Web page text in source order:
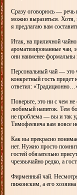
Сразу оговорюсь — речь
можно выразиться. Хотя,
я предлагаю вам
Итак, на приличной
ароматизированные чаи,
они наименее формальны
Персональный чай — это
конкретный гость
ответил:
Поверьте, это ни с чем
любимый напиток. Тем
не проблема — вы и так
Тимофеевича вам вовсе
Как вы прекрасно
нет. Нужно просто
гостей обязательно
чрезвычайно редко, а
Фирменный чай.
пижонским, а его